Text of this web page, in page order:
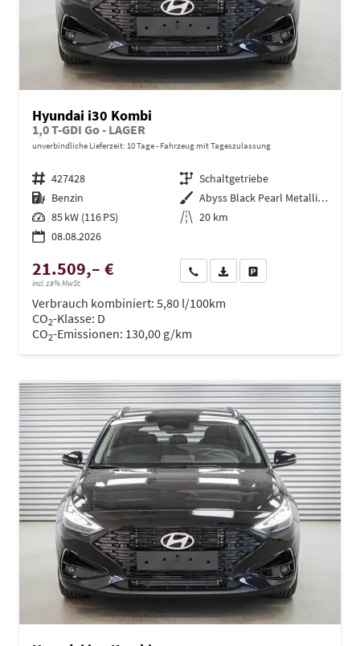
Hyundai i30 Kombi
1,0 T-GDI Go - LAGER
unverbindliche Lieferzeit: 10 Tage Fahrzeug mit Tageszulassung
Fahrzeugnr. 427428 Getriebe Schaltgetriebe
Kraftstoff Benzin Außenfarbe
Abyss Black Pearl Metallic ()
Leistung 85 kW (116 PS) Kilometerstand 20 km
08.08.2026
21.509,– €
incl. 19% MwSt.
Wir rufen Sie anPDF-Datei, Fahrzeugexposé
Verbrauch kombiniert: 5,80 l/100km
CO2-Klasse: D
CO2-Emissionen: 130,00 g/km